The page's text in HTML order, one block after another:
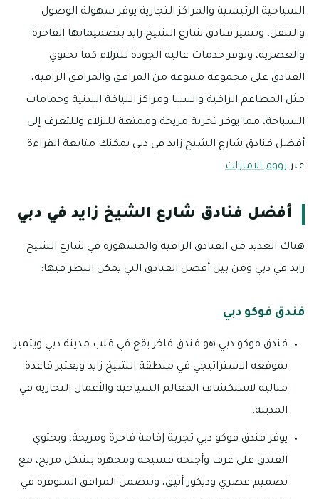
السياحية الرئيسية والمراكز التجارية يوفر سهولة الوصول
والتنقل، وتتميز فنادق شارع الشيخ زايد بتصميماتها الفاخرة
والعصرية، وتوفر خدمات عالية الجودة للنزلاء كما تحتوي
الفنادق على مجموعة متنوعة من المرافق والمرافق الراقية،
مثل المطاعم الراقية والسبا ومراكز اللياقة البدنية وحمامات
السباحة، مما يوفر تجربة مريحة وممتعة للنزلاء وللتعرف إلى
أفضل فنادق شارع الشيخ زايد في دبي يمكنك متابعة القراءة
عبر زووم الامارات.
أفضل فنادق شارع الشيخ زايد في دبي
هناك العديد من الفنادق الراقية والمشهورة في شارع الشيخ
زايد في دبي ومن بين أفضل الفنادق التي يمكن النظر فيها:
فندق فوكو دبي
فندق فوكو دبي هو فندق فاخر يقع في قلب مدينة دبي ويتميز
بموقعه الاستراتيجي في منطقة الشيخ زايد ويعتبر قاعدة
مثالية لاستكشاف المعالم السياحية والأعمال التجارية في
المدينة.
يوفر فندق فوكو دبي تجربة إقامة فاخرة ومريحة، ويحتوي
الفندق على غرف وأجنحة فسيحة ومجهزة بشكل مريح، مع
تصميم عصري وديكور أنيق، وتتضمن المرافق المتوفرة في